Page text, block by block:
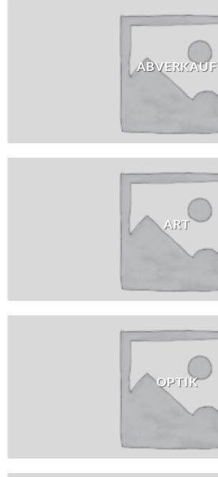
ABVERKAUF
ART
OPTIK